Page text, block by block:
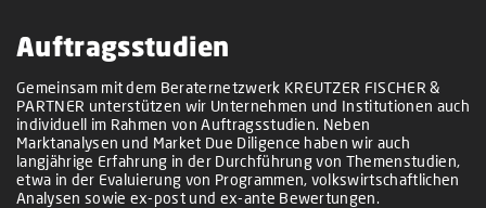
Auftragsstudien
Gemeinsam mit dem Beraternetzwerk KREUTZER FISCHER &
PARTNER unterstützen wir Unternehmen und Institutionen auch
individuell im Rahmen von Auftragsstudien. Neben
Marktanalysen und Market Due Diligence haben wir auch
langjährige Erfahrung in der Durchführung von Themenstudien,
etwa in der Evaluierung von Programmen, volkswirtschaftlichen
Analysen sowie ex-post und ex-ante Bewertungen.